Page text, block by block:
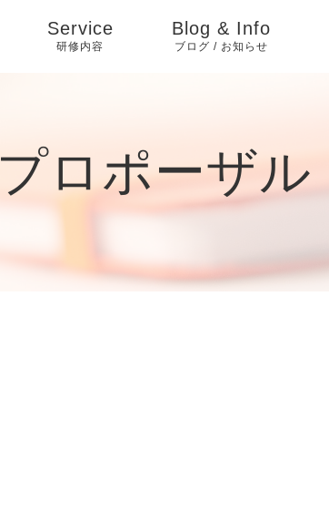
Service
研修内容
Blog & Info
ブログ / お知らせ
プロポーザル